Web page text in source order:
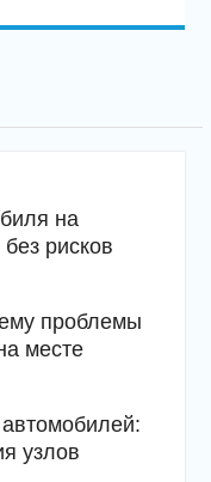
на
рисков
проблемы
месте
узлов